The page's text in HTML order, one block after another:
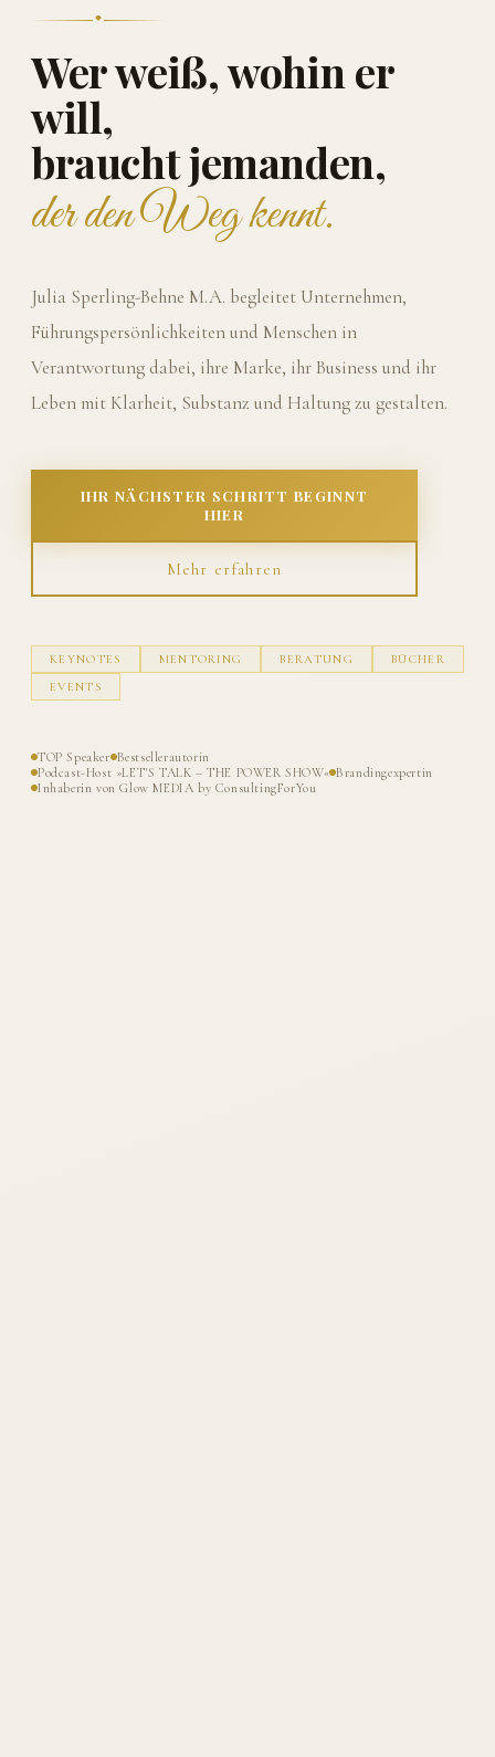
Wer weiß, wohin er
will,
braucht jemanden,
der den Weg kennt.
Julia Sperling-Behne M.A. begleitet Unternehmen,
Führungspersönlichkeiten und Menschen in
Verantwortung dabei, ihre Marke, ihr Business und ihr
Leben mit Klarheit, Substanz und Haltung zu gestalten.
IHR NÄCHSTER SCHRITT BEGINNT
HIER
Mehr erfahren
KEYNOTES MENTORING BERATUNG
BÜCHER
EVENTS
TOP Speaker Bestsellerautorin
Podcast-Host »LET'S TALK – THE POWER SHOW« Brandingexpertin
Inhaberin von Glow MEDIA by ConsultingForYou